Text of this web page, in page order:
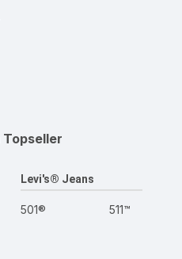
Topseller
Levi's® Jeans
501® 511™